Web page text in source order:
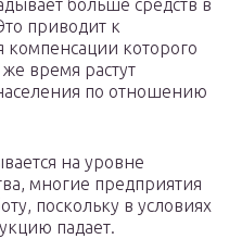
больше средств в
приводит к
которого
время растут
по отношению
на уровне
многие предприятия
поскольку в условиях
падает.